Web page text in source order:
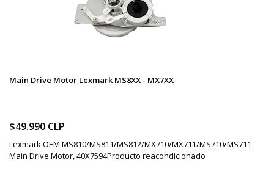
Main Drive Motor Lexmark MS8XX - MX7XX
$49.990 CLP
Lexmark OEM MS810/MS811/MS812/MX710/MX711/MS710/MS711
Main Drive Motor, 40X7594Producto reacondicionado